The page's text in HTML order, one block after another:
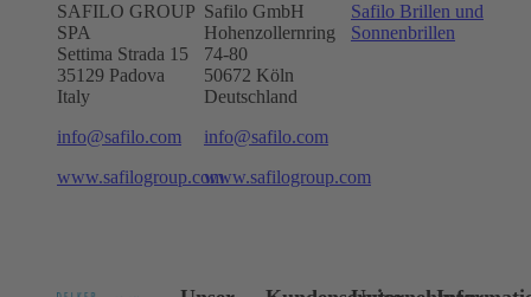
SAFILO GROUP
SPA
Settima Strada 15
35129 Padova
Italy
info@safilo.com
www.safilogroup.com
Safilo GmbH
Hohenzollernring
74-80
50672 Köln
Deutschland
info@safilo.com
www.safilogroup.com
Safilo Brillen und
Sonnenbrillen